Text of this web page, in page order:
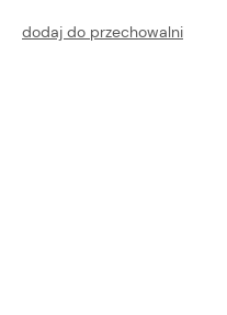
dodaj do przechowalni